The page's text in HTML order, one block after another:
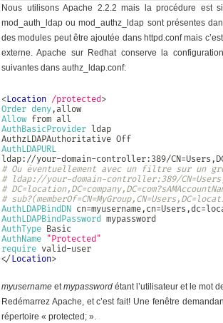
Nous utilisons Apache 2.2.2 mais la procédure est
mod_auth_ldap ou mod_authz_ldap sont présentes
des modules peut être ajoutée dans httpd.conf mais
externe. Apache sur Redhat conserve la
suivantes dans authz_ldap.conf:
< Location /protected>
Order deny
Allow
AuthBasicProvider ldap
AuthLDAPURL
# Ou éventuellement avec un filtre sur un
# ldap://your-domain-controller:389/
#
#
AuthLDAPBindDN
AuthLDAPBindPassword
AuthType
AuthName "Protected"
require
</ Location>
myusername etmypassword étant l’utilisateur et le mot
Redémarrez Apache, et c’est fait! Une fenêtre
répertoire « protected; ».